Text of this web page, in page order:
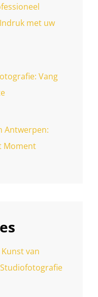
met uw
Vang
Antwerpen:
Moment
van